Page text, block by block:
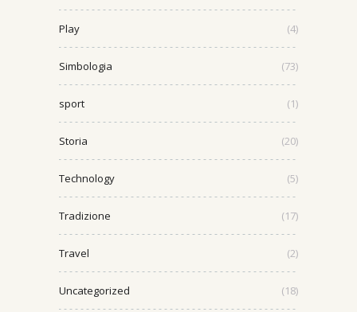
Play (4)
Simbologia (73)
sport (1)
Storia (20)
Technology (5)
Tradizione (17)
Travel (2)
Uncategorized (18)